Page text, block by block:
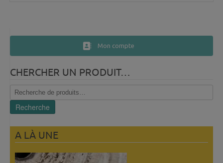
Mon compte
CHERCHER UN PRODUIT…
Recherche
pour :
Recherche
A LÀ UNE